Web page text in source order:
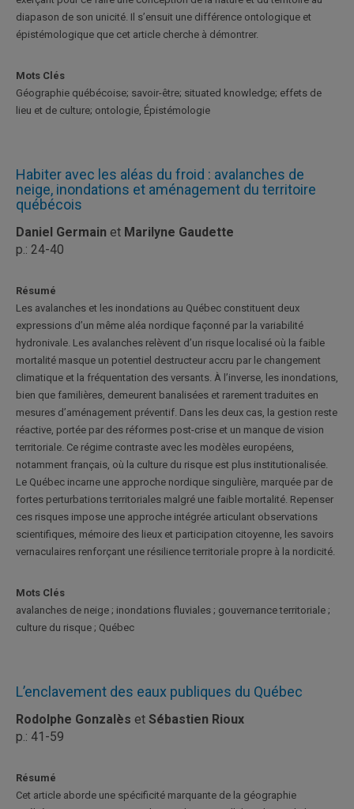
diapason de son unicité. Il s’ensuit une différence ontologique et
épistémologique que cet article cherche à démontrer.
Mots Clés
Géographie québécoise; savoir-être; situated knowledge; effets de
lieu et de culture; ontologie, Épistémologie
Habiter avec les aléas du froid : avalanches de
neige, inondations et aménagement du territoire
québécois
Daniel Germain et Marilyne Gaudette
p.: 24-40
Résumé
Les avalanches et les inondations au Québec constituent deux
expressions d’un même aléa nordique façonné par la variabilité
hydronivale. Les avalanches relèvent d’un risque localisé où la faible
mortalité masque un potentiel destructeur accru par le changement
climatique et la fréquentation des versants. À l’inverse, les inondations,
bien que familières, demeurent banalisées et rarement traduites en
mesures d’aménagement préventif. Dans les deux cas, la gestion reste
réactive, portée par des réformes post-crise et un manque de vision
territoriale. Ce régime contraste avec les modèles européens,
notamment français, où la culture du risque est plus institutionalisée.
Le Québec incarne une approche nordique singulière, marquée par de
fortes perturbations territoriales malgré une faible mortalité. Repenser
ces risques impose une approche intégrée articulant observations
scientifiques, mémoire des lieux et participation citoyenne, les savoirs
vernaculaires renforçant une résilience territoriale propre à la nordicité.
Mots Clés
avalanches de neige ; inondations fluviales ; gouvernance territoriale ;
culture du risque ; Québec
L’enclavement des eaux publiques du Québec
Rodolphe Gonzalès et Sébastien Rioux
p.: 41-59
Résumé
Cet article aborde une spécificité marquante de la géographie